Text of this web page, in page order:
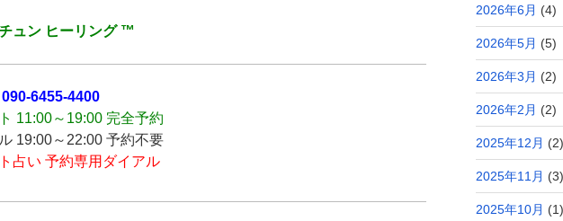
ュン ヒーリング ™
090-6455-4400
11:00～19:00 完全予約
19:00～22:00 予約不要
占い 予約専用ダイアル
2026年6月 (4)
2026年5月 (5)
2026年3月 (2)
2026年2月 (2)
2025年12月 (2)
2025年11月 (3)
2025年10月 (1)